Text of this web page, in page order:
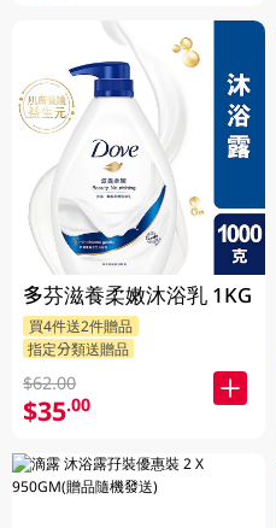
多芬滋養柔嫩沐浴乳 1KG
買4件送2件贈品
指定分類送贈品
$62.00
$35.00